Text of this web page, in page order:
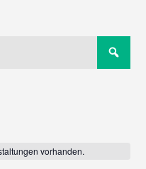
vorhanden.